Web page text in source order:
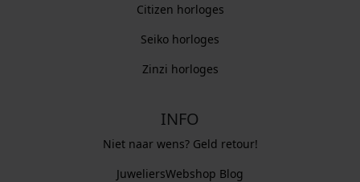
Citizen horloges
Seiko horloges
Zinzi horloges
INFO
Niet naar wens? Geld retour!
JuweliersWebshop Blog